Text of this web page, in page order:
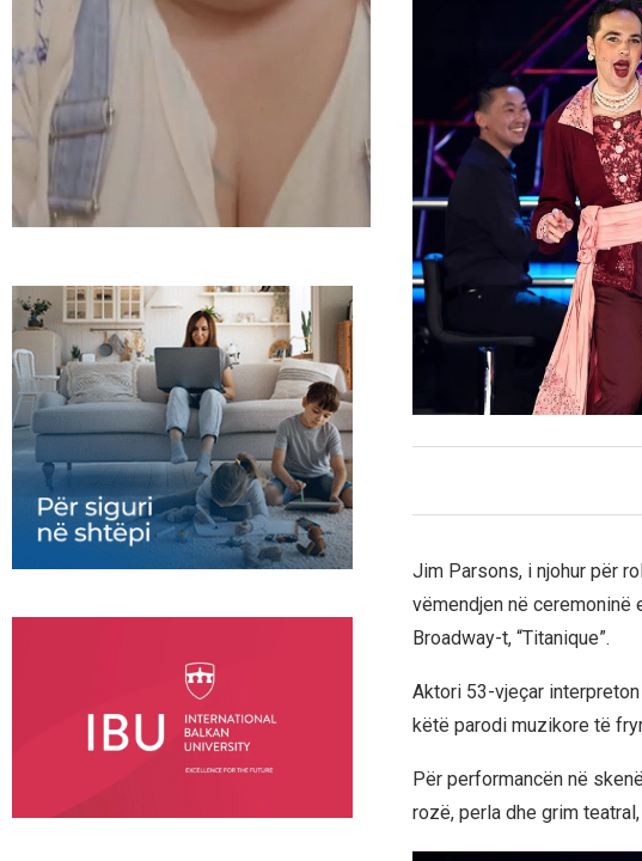
Jim Parsons, i njohur për
vëmendjen në ceremoninë
Broadway-t, “Titanique”.
Aktori 53-vjeçar
këtë parodi muzikore të
Për performancën në
rozë, perla dhe grim